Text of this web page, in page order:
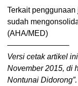
Terkait
sudah
(AHA/MED)
————————
Versi cetak artikel
November 2015, di
Nontunai Didorong”.